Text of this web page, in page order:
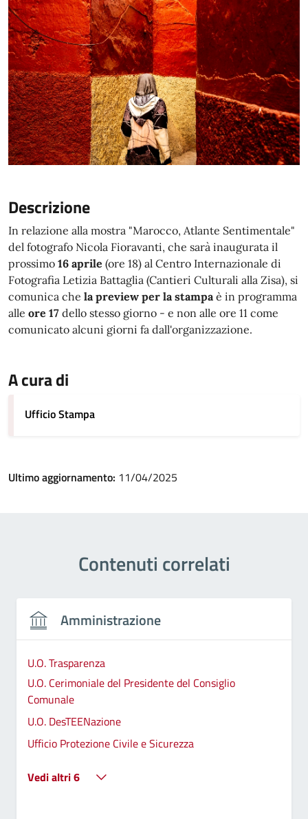
Descrizione
In relazione alla mostra "Marocco, Atlante Sentimentale"
del fotografo Nicola Fioravanti, che sarà inaugurata il
prossimo 16 aprile (ore 18) al Centro Internazionale di
Fotografia Letizia Battaglia (Cantieri Culturali alla Zisa), si
comunica che la preview per la stampa è in programma
alle ore 17 dello stesso giorno - e non alle ore 11 come
comunicato alcuni giorni fa dall'organizzazione.
A cura di
Ufficio Stampa
Ultimo aggiornamento: 11/04/2025
Contenuti correlati
Amministrazione
U.O. Trasparenza
U.O. Cerimoniale del Presidente del Consiglio
Comunale
U.O. DesTEENazione
Ufficio Protezione Civile e Sicurezza
Vedi altri 6